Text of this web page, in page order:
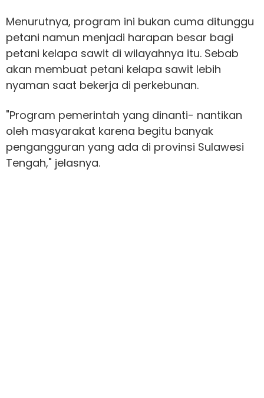
Menurutnya, program ini bukan cuma ditunggu
petani namun menjadi harapan besar bagi
petani kelapa sawit di wilayahnya itu. Sebab
akan membuat petani kelapa sawit lebih
nyaman saat bekerja di perkebunan.
"Program pemerintah yang dinanti- nantikan
oleh masyarakat karena begitu banyak
pengangguran yang ada di provinsi Sulawesi
Tengah," jelasnya.